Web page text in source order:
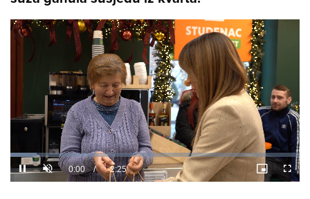
Unmute /
Loaded:
11.94%